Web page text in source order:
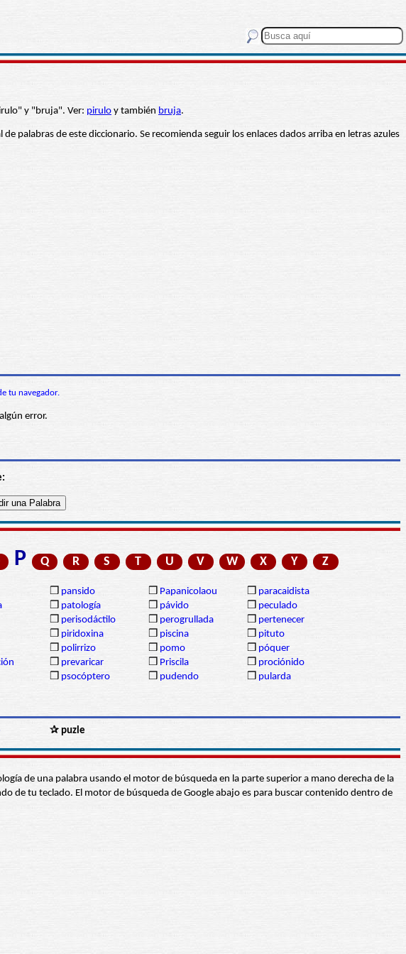
y "bruja". Ver: pirulo y también bruja.
palabras de este diccionario. Se recomienda seguir los enlaces dados arriba en letras azules
tu navegador.
error.
P Q R S T U V W X Y Z
❒ pansido ❒ Papanicolaou ❒ paracaidista
❒ patología ❒ pávido ❒ peculado
❒ perisodáctilo ❒ perogrullada ❒ pertenecer
❒ piridoxina ❒ piscina ❒ pituto
❒ polirrizo ❒ pomo ❒ póquer
❒ prevaricar ❒ Priscila ❒ prociónido
❒ psocóptero ❒ pudendo ❒ pularda
✰ puzle
de una palabra usando el motor de búsqueda en la parte superior a mano derecha de la
de tu teclado. El motor de búsqueda de Google abajo es para buscar contenido dentro de